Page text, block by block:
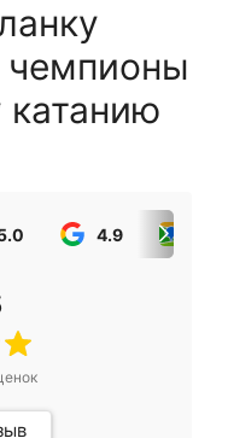
чемпионы
катанию
4.9